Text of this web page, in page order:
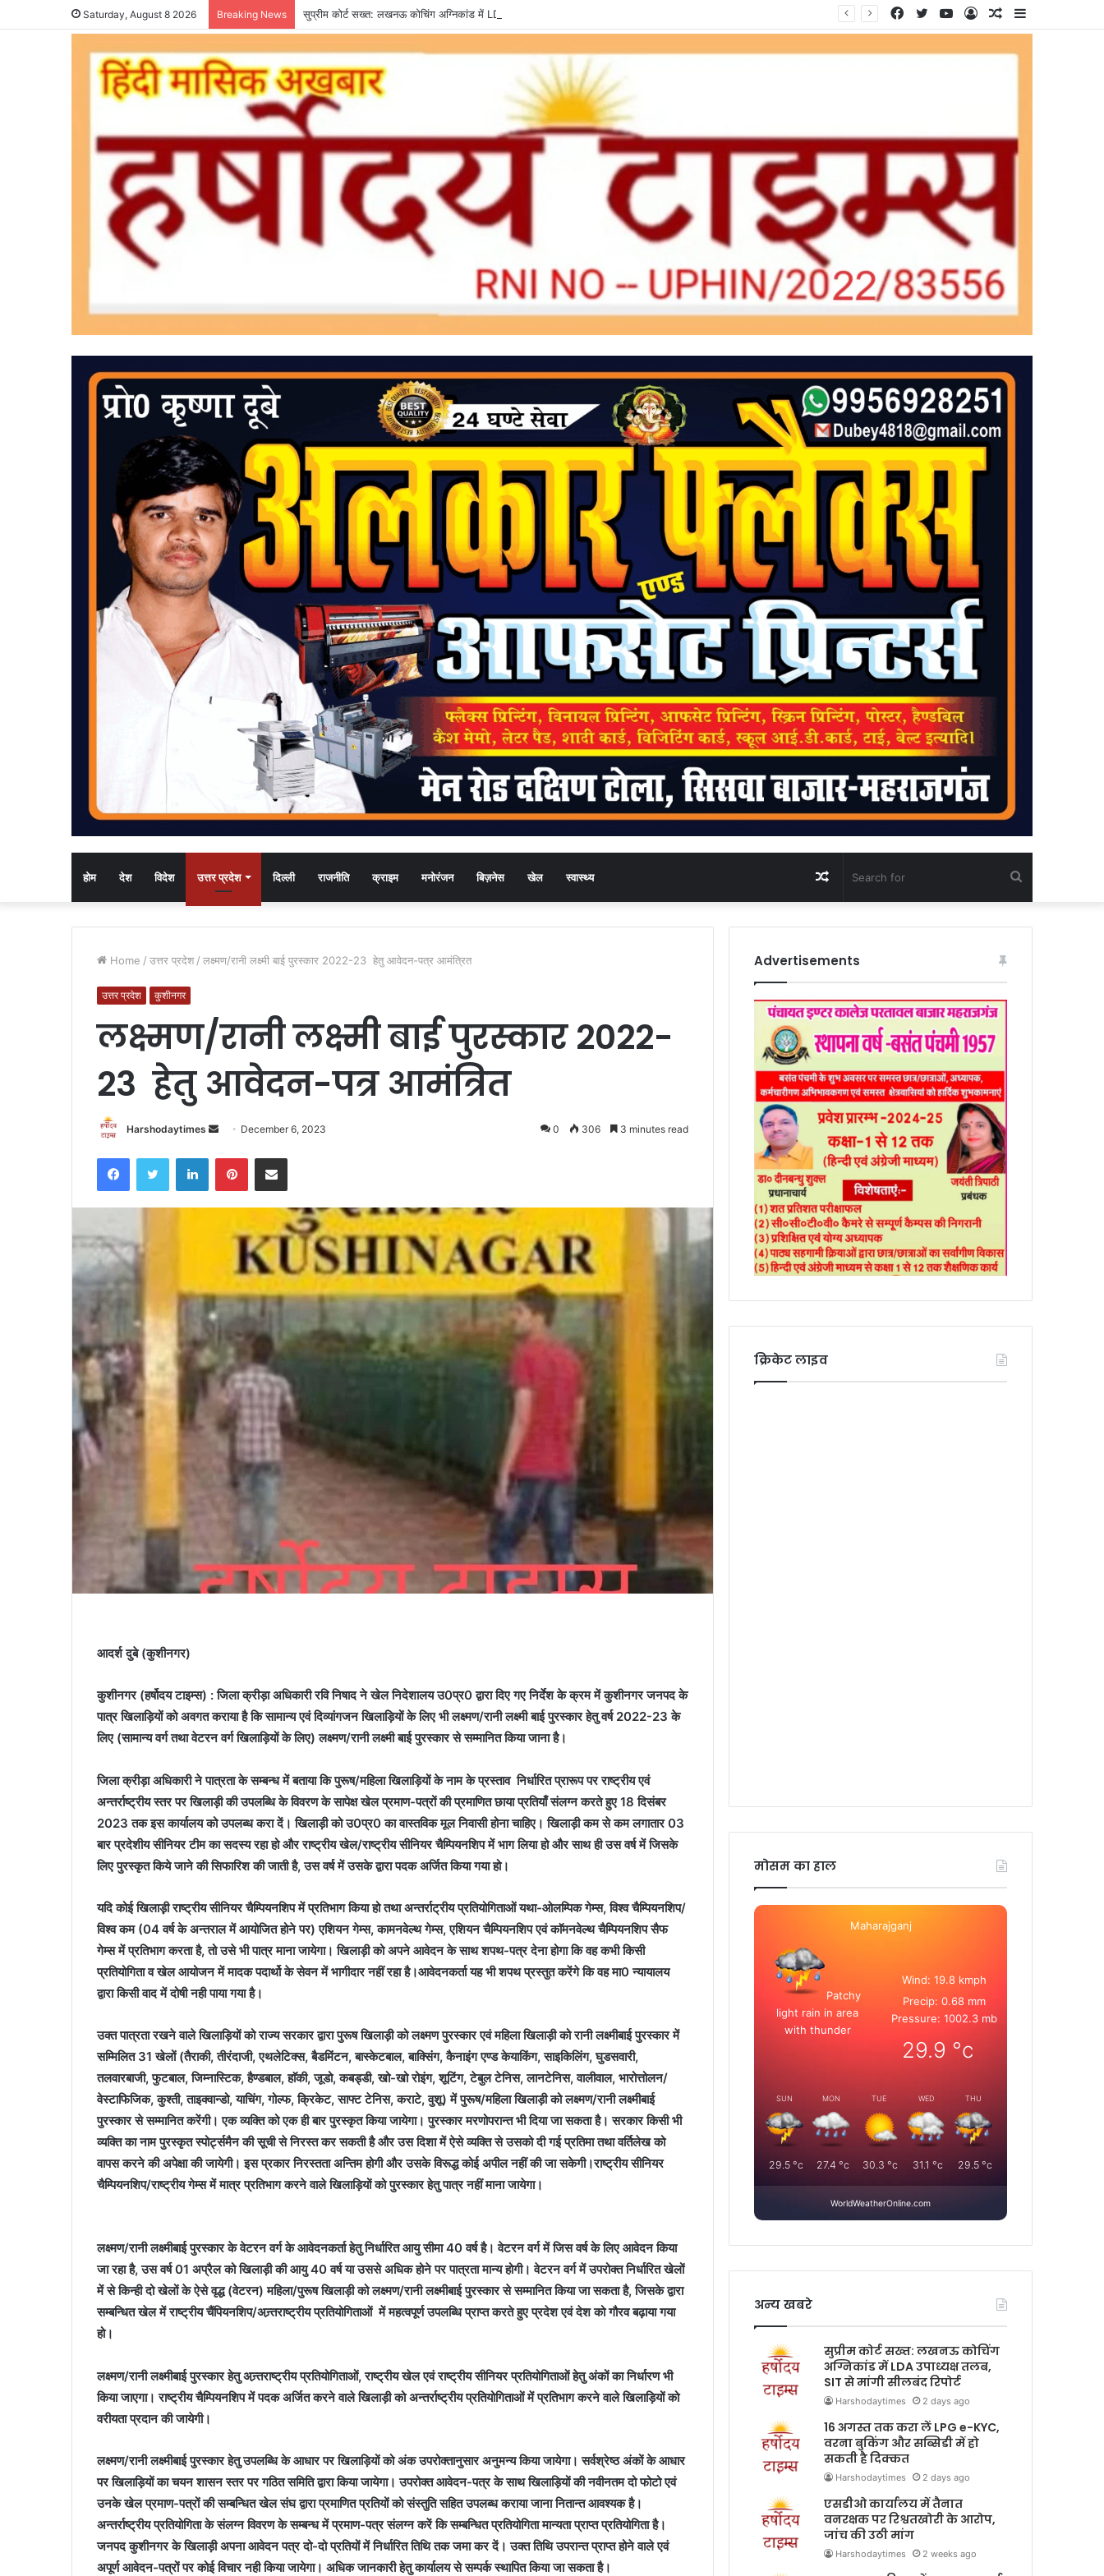
Saturday, August 8 2026 Breaking News सुप्रीम कोर्ट सख्त: लखनऊ कोचिंग अग्निकांड में LDA उपाध्यक्ष तलब, SIT से मांगी सीलबंद रिपोर्ट Sidebar
Random
Log
YouTube
Twitter
Facebook
होम देश विदेश उत्तर प्रदेश दिल्ली राजनीति क्राइम मनोरंजन बिज़नेस खेल स्वास्थ्य
for
Random
Article
Home / उत्तर प्रदेश / लक्ष्मण/रानी लक्ष्मी बाई पुरस्कार 2022-23 हेतु आवेदन-पत्र आमंत्रित
उत्तर प्रदेश कुशीनगर
लक्ष्मण/रानी लक्ष्मी बाई पुरस्कार 2022-
23 हेतु आवेदन-पत्र आमंत्रित
Harshodaytimes
Send
email
December 6, 2023 0 306 3 minutes read
FacebookTwitter LinkedInPinterestShare via Email
आदर्श दुबे (कुशीनगर)
कुशीनगर (हर्षोदय टाइम्स) : जिला क्रीड़ा अधिकारी रवि निषाद ने खेल निदेशालय उ0प्र0 द्वारा दिए गए निर्देश के क्रम में कुशीनगर जनपद के
पात्र खिलाड़ियों को अवगत कराया है कि सामान्य एवं दिव्यांगजन खिलाड़ियों के लिए भी लक्ष्मण/रानी लक्ष्मी बाई पुरस्कार हेतु वर्ष 2022-23 के
लिए (सामान्य वर्ग तथा वेटरन वर्ग खिलाड़ियों के लिए) लक्ष्मण/रानी लक्ष्मी बाई पुरस्कार से सम्मानित किया जाना है।
जिला क्रीड़ा अधिकारी ने पात्रता के सम्बन्ध में बताया कि पुरूष/महिला खिलाड़ियों के नाम के प्रस्ताव निर्धारित प्रारूप पर राष्ट्रीय एवं
अन्तर्राष्ट्रीय स्तर पर खिलाड़ी की उपलब्धि के विवरण के सापेक्ष खेल प्रमाण-पत्रों की प्रमाणित छाया प्रतियाँ संलग्न करते हुए 18 दिसंबर
2023 तक इस कार्यालय को उपलब्ध करा दें। खिलाड़ी को उ0प्र0 का वास्तविक मूल निवासी होना चाहिए। खिलाड़ी कम से कम लगातार 03
बार प्रदेशीय सीनियर टीम का सदस्य रहा हो और राष्ट्रीय खेल/राष्ट्रीय सीनियर चैम्पियनशिप में भाग लिया हो और साथ ही उस वर्ष में जिसके
लिए पुरस्कृत किये जाने की सिफारिश की जाती है, उस वर्ष में उसके द्वारा पदक अर्जित किया गया हो।
यदि कोई खिलाड़़ी राष्ट्रीय सीनियर चैम्पियनशिप में प्रतिभाग किया हो तथा अन्तर्राट्रीय प्रतियोगिताओं यथा-ओलम्पिक गेम्स, विश्व चैम्पियनशिप/
विश्व कम (04 वर्ष के अन्तराल में आयोजित होने पर) एशियन गेम्स, कामनवेल्थ गेम्स, एशियन चैम्पियनशिप एवं काॅमनवेल्थ चैम्पियनशिप सैफ
गेम्स में प्रतिभाग करता है, तो उसे भी पात्र माना जायेगा। खिलाड़ी को अपने आवेदन के साथ शपथ-पत्र देना होगा कि वह कभी किसी
प्रतियोगिता व खेल आयोजन में मादक पदार्थो के सेवन में भागीदार नहीं रहा है।आवेदनकर्ता यह भी शपथ प्रस्तुत करेंगे कि वह मा0 न्यायालय
द्वारा किसी वाद में दोषी नही पाया गया है।
उक्त पात्रता रखने वाले खिलाड़ियों को राज्य सरकार द्वारा पुरूष खिलाड़ी को लक्ष्मण पुरस्कार एवं महिला खिलाड़ी को रानी लक्ष्मीबाई पुरस्कार में
सम्मिलित 31 खेलों (तैराकी, तीरंदाजी, एथलेटिक्स, बैडमिंटन, बास्केटबाल, बाक्सिंग, कैनाइंग एण्ड केयाकिंग, साइकिलिंग, घुडसवारी,
तलवारबाजी, फुटबाल, जिम्नास्टिक, हैण्डबाल, हाॅकी, जूडो, कबड्डी, खो-खो रोइंग, शूटिंग, टेबुल टेनिस, लानटेनिस, वालीवाल, भारोत्तोलन/
वेस्टाफिजिक, कुश्ती, ताइक्वान्डो, याचिंग, गोल्फ, क्रिकेट, साफ्ट टेनिस, कराटे, वुशू) में पुरूष/महिला खिलाड़ी को लक्ष्मण/रानी लक्ष्मीबाई
पुरस्कार से सम्मानित करेंगी। एक व्यक्ति को एक ही बार पुरस्कृत किया जायेगा। पुरस्कार मरणोपरान्त भी दिया जा सकता है। सरकार किसी भी
व्यक्ति का नाम पुरस्कृत स्पोर्ट्समैन की सूची से निरस्त कर सकती है और उस दिशा में ऐसे व्यक्ति से उसको दी गई प्रतिमा तथा वर्तिलेख को
वापस करने की अपेक्षा की जायेगी। इस प्रकार निरस्तता अन्तिम होगी और उसके विरूद्ध कोई अपील नहीं की जा सकेगी।राष्ट्रीय सीनियर
चैम्पियनशिप/राष्ट्रीय गेम्स में मात्र प्रतिभाग करने वाले खिलाड़ियों को पुरस्कार हेतु पात्र नहीं माना जायेगा।
लक्ष्मण/रानी लक्ष्मीबाई पुरस्कार के वेटरन वर्ग के आवेदनकर्ता हेतु निर्धारित आयु सीमा 40 वर्ष है। वेटरन वर्ग में जिस वर्ष के लिए आवेदन किया
जा रहा है, उस वर्ष 01 अप्रैल को खिलाड़ी की आयु 40 वर्ष या उससे अधिक होने पर पात्रता मान्य होगी। वेटरन वर्ग में उपरोक्त निर्धारित खेलों
में से किन्ही दो खेलों के ऐसे वृद्ध (वेटरन) महिला/पुरूष खिलाड़ी को लक्ष्मण/रानी लक्ष्मीबाई पुरस्कार से सम्मानित किया जा सकता है, जिसके द्वारा
सम्बन्धित खेल में राष्ट्रीय चैंपियनशिप/अन्र्तराष्ट्रीय प्रतियोगिताओं में महत्वपूर्ण उपलब्धि प्राप्त करते हुए प्रदेश एवं देश को गौरव बढ़ाया गया
हो।
लक्ष्मण/रानी लक्ष्मीबाई पुरस्कार हेतु अन्र्तराष्ट्रीय प्रतियोगिताओं, राष्ट्रीय खेल एवं राष्ट्रीय सीनियर प्रतियोगिताओं हेतु अंकों का निर्धारण भी
किया जाएगा। राष्ट्रीय चैम्पियनशिप में पदक अर्जित करने वाले खिलाड़ी को अन्तर्राष्ट्रीय प्रतियोगिताओं में प्रतिभाग करने वाले खिलाड़ियों को
वरीयता प्रदान की जायेगी।
लक्ष्मण/रानी लक्ष्मीबाई पुरस्कार हेतु उपलब्धि के आधार पर खिलाड़ियों को अंक उपरोक्तानुसार अनुमन्य किया जायेगा। सर्वश्रेष्ठ अंकों के आधार
पर खिलाड़ियों का चयन शासन स्तर पर गठित समिति द्वारा किया जायेगा। उपरोक्त आवेदन-पत्र के साथ खिलाड़ियों की नवीनतम दो फोटो एवं
उनके खेल प्रमाण-पत्रों की सम्बन्धित खेल संघ द्वारा प्रमाणित प्रतियों को संस्तुति सहित उपलब्ध कराया जाना नितान्त आवश्यक है।
अन्तर्राष्ट्रीय प्रतियोगिता के संलग्न विवरण के सम्बन्ध में प्रमाण-पत्र संलग्न करें कि सम्बन्धित प्रतियोगिता मान्यता प्राप्त प्रतियोगिता है।
जनपद कुशीनगर के खिलाड़ी अपना आवेदन पत्र दो-दो प्रतियों में निर्धारित तिथि तक जमा कर दें। उक्त तिथि उपरान्त प्राप्त होने वाले एवं
अपूर्ण आवेदन-पत्रों पर कोई विचार नही किया जायेगा। अधिक जानकारी हेतु कार्यालय से सम्पर्क स्थापित किया जा सकता है।
Advertisements
क्रिकेट लाइव
मोसम का हाल
Maharajganj
Patchy
light rain in area
with thunder
Wind: 19.8 kmph
Precip: 0.68 mm
Pressure: 1002.3 mb
29.9 °c
SUN
29.5°c
MON
27.4 °c
TUE
30.3 °c
WED
31.1 °c
THU
29.5 °c
WorldWeatherOnline.com
अन्य खबरे
सुप्रीम कोर्ट सख्त: लखनऊ कोचिंग
अग्निकांड में LDA उपाध्यक्ष तलब,
SIT से मांगी सीलबंद रिपोर्ट
Harshodaytimes 2 days ago
16 अगस्त तक करा लें LPG e-KYC,
वरना बुकिंग और सब्सिडी में हो
सकती है दिक्कत
Harshodaytimes 2 days ago
एसडीओ कार्यालय में तैनात
वनरक्षक पर रिश्वतखोरी के आरोप,
जांच की उठी मांग
Harshodaytimes 2 weeks ago